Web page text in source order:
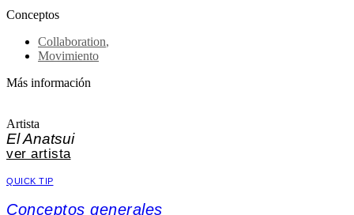
Conceptos
Collaboration,
Movimiento
Más información
Artista
El Anatsui
ver artista
QUICK TIP
Conceptos generales